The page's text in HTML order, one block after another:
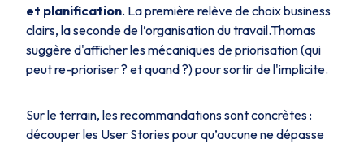
et planification. La première relève de choix business
clairs, la seconde de l’organisation du travail.Thomas
suggère d'afficher les mécaniques de priorisation (qui
peut re-prioriser ? et quand ?) pour sortir de l'implicite.
Sur le terrain, les recommandations sont concrètes :
découper les User Stories pour qu’aucune ne dépasse